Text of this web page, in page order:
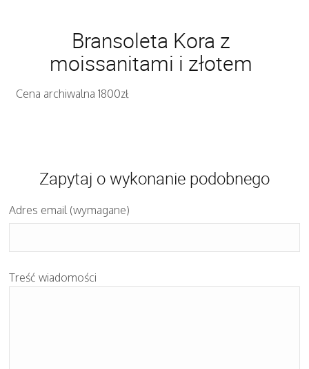
Bransoleta Kora z
moissanitami i złotem
Cena archiwalna 1800zł
Zapytaj o wykonanie podobnego
Adres email (wymagane)
Treść wiadomości